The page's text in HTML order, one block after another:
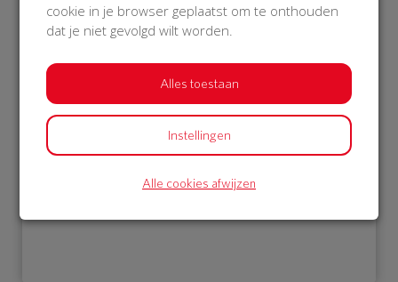
€ 1.052
Philips
22 Sep 2018
16:39 uur
Bekijk alle donateurs
cookie in je browser geplaatst om te onthouden
dat je niet gevolgd wilt worden.
Alles toestaan
Instellingen
Alle cookies afwijzen